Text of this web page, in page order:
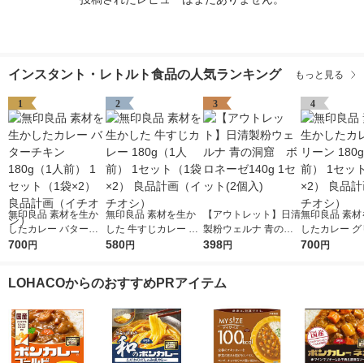
インスタント・レトルト食品の人気ランキング もっと見る
1
無印良品 素材を生か
したカレー バターチ
キン 180g（1人前） 1
700円
2
無印良品 素材を生か
した 牛すじカレー 18
0g（1人前） 1セット
580円
3
【アウトレット】日清
製粉ウェルナ 青の洞
窟 ボロネーゼ140g
398円
4
無印良品 素材
したカレー
180g（1人前
700円
LOHACOからのおすすめPRアイテム